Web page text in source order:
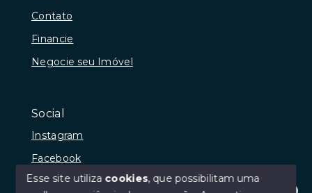
Contato
Financie
Negocie seu Imóvel
Social
Instagram
Facebook
Esse site utiliza cookies, que possibilitam uma